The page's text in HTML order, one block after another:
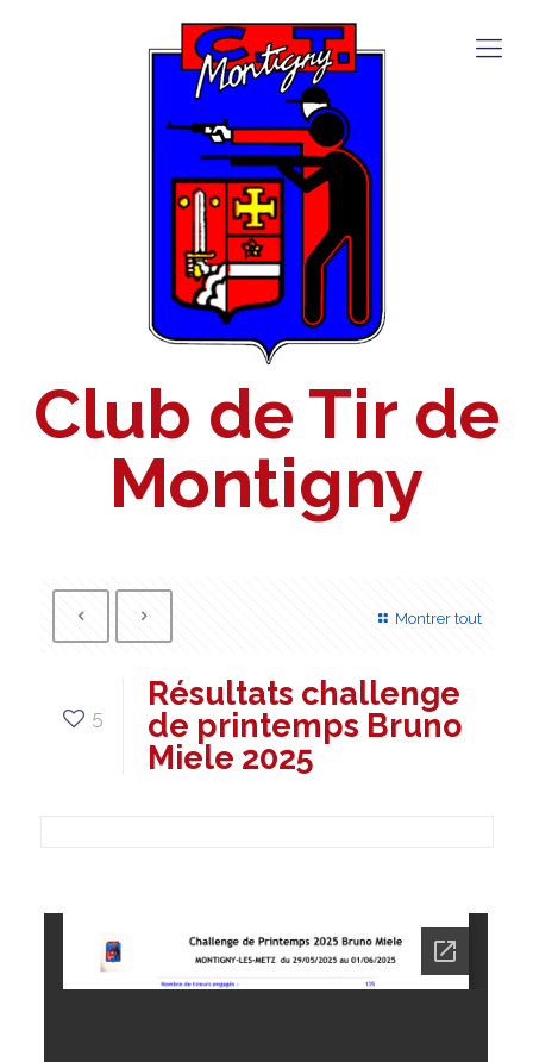
Club de Tir de
Montigny
Montrer tout
5
Résultats challenge
de printemps Bruno
Miele 2025